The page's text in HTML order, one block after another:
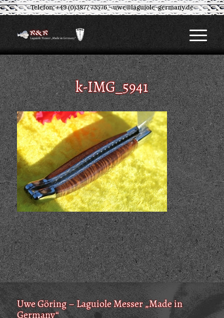
Telefon: +49 (0)3877 73576-uwe@laguiole-germany.de
k-IMG_5941
Uwe Göring – Laguiole Messer „Made in
Germany“